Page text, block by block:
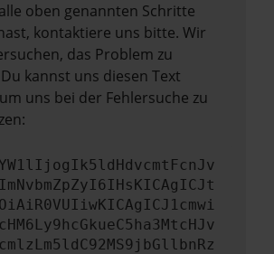
oben genannten Schritte
kontaktiere uns bitte. Wir
das Problem zu
kannst uns diesen Text
uns bei der Fehlersuche zu